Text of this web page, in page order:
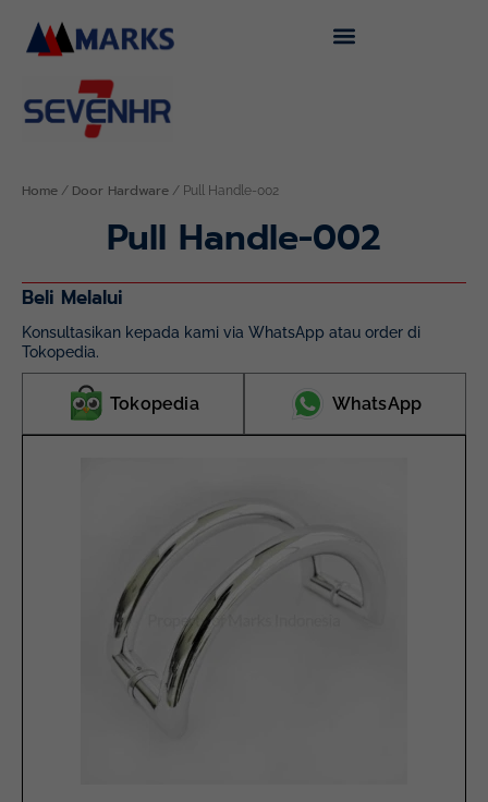
content
Home / Door Hardware / Pull Handle-002
Pull Handle-002
Beli Melalui
Konsultasikan kepada kami via WhatsApp atau order di
Tokopedia.
Tokopedia WhatsApp